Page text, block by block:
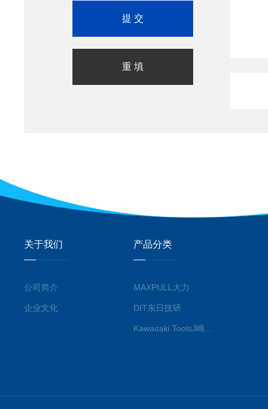
关于我们
公司简介
企业文化
产品分类
MAXPULL大力
DIT东日技研
Kawasaki ToolsJ崎工具